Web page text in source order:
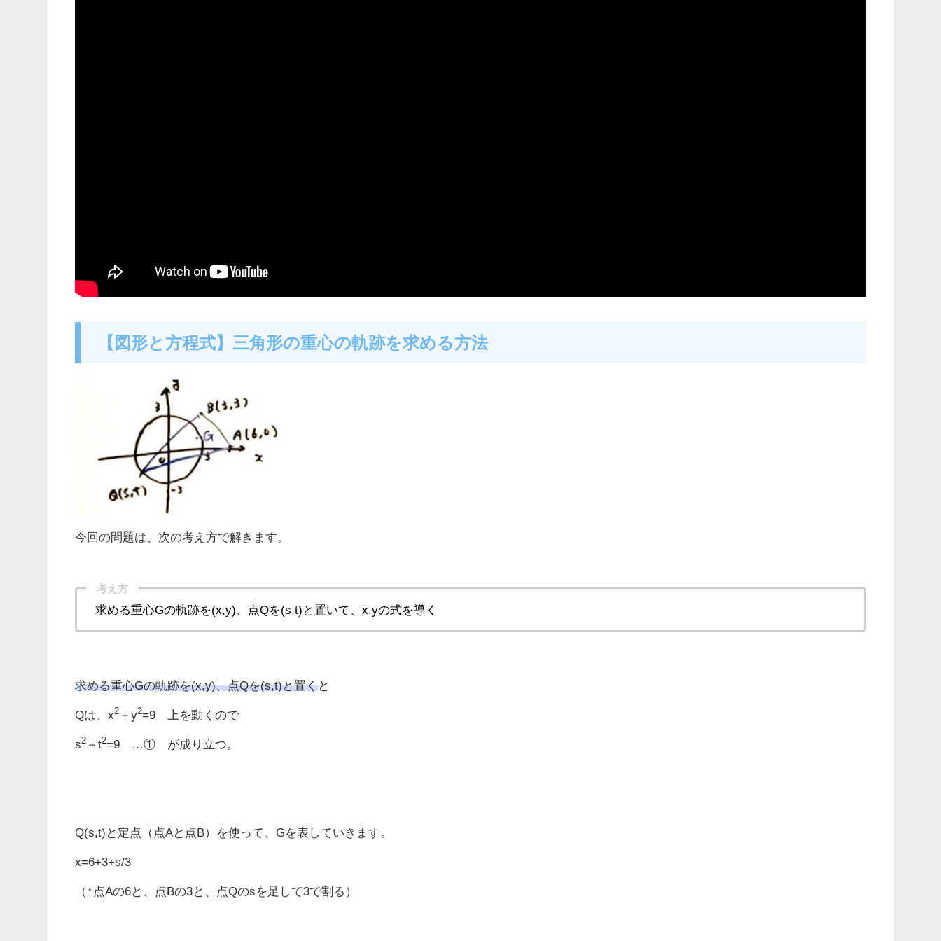
【図形と方程式】三角形の重心の軌跡を求める方法
今回の問題は、次の考え方で解きます。
考え方
求める重心Gの軌跡を(x,y)、点Qを(s,t)と置いて、x,yの式を導く
求める重心Gの軌跡を(x,y)、点Qを(s,t)と置くと
Qは、x2 ＋y2=9 上を動くので
s2 ＋t2=9 …① が成り立つ。
Q(s,t)と定点（点Aと点B）を使って、Gを表していきます。
x=6+3+s/3
（↑点Aの6と、点Bの3と、点Qのsを足して3で割る）